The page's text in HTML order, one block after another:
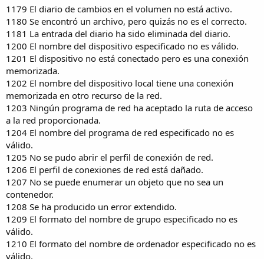
1179 El diario de cambios en el volumen no está activo.
1180 Se encontró un archivo, pero quizás no es el correcto.
1181 La entrada del diario ha sido eliminada del diario.
1200 El nombre del dispositivo especificado no es válido.
1201 El dispositivo no está conectado pero es una conexión
memorizada.
1202 El nombre del dispositivo local tiene una conexión
memorizada en otro recurso de la red.
1203 Ningún programa de red ha aceptado la ruta de acceso
a la red proporcionada.
1204 El nombre del programa de red especificado no es
válido.
1205 No se pudo abrir el perfil de conexión de red.
1206 El perfil de conexiones de red está dañado.
1207 No se puede enumerar un objeto que no sea un
contenedor.
1208 Se ha producido un error extendido.
1209 El formato del nombre de grupo especificado no es
válido.
1210 El formato del nombre de ordenador especificado no es
válido.